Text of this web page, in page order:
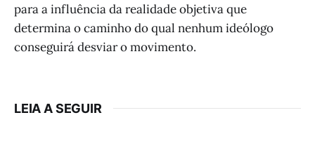
para a influência da realidade objetiva que
determina o caminho do qual nenhum ideólogo
conseguirá desviar o movimento.
LEIA A SEGUIR